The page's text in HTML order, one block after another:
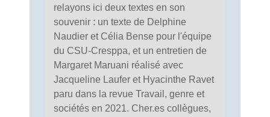
relayons ici deux textes en son
souvenir : un texte de Delphine
Naudier et Célia Bense pour l'équipe
du CSU-Cresppa, et un entretien de
Margaret Maruani réalisé avec
Jacqueline Laufer et Hyacinthe Ravet
paru dans la revue Travail, genre et
sociétés en 2021. Cher.es collègues,